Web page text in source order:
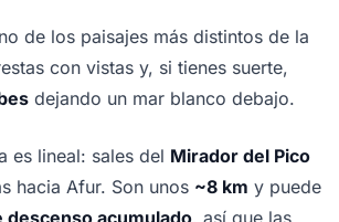
de los paisajes más distintos de la
con vistas y, si tienes suerte,
dejando un mar blanco debajo.
es lineal: sales del Mirador del Pico
hacia Afur. Son unos ~8 km y puede